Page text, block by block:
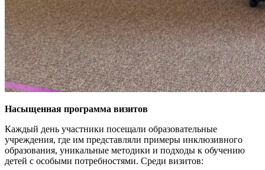
Насыщенная программа визитов
Каждый день участники посещали образовательные
учреждения, где им представляли примеры инклюзивного
образования, уникальные методики и подходы к обучению
детей с особыми потребностями. Среди визитов: